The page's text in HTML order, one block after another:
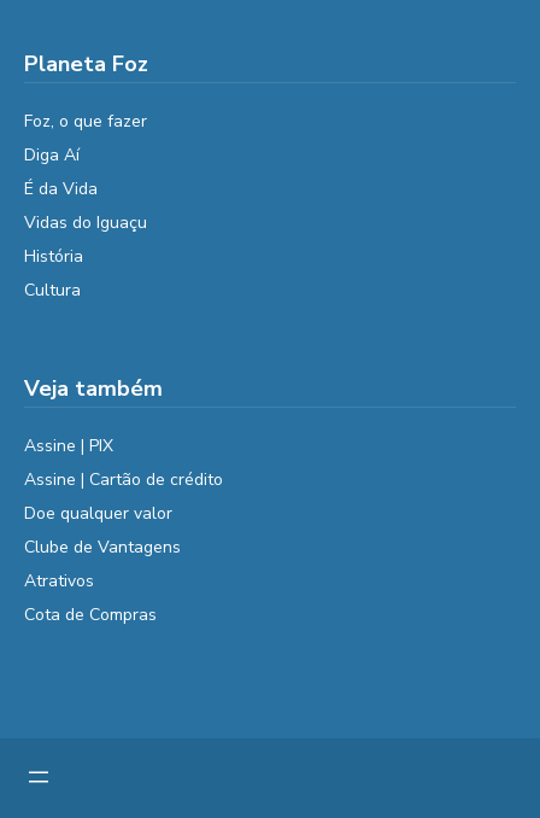
Planeta Foz
Foz, o que fazer
Diga Aí
É da Vida
Vidas do Iguaçu
História
Cultura
Veja também
Assine | PIX
Assine | Cartão de crédito
Doe qualquer valor
Clube de Vantagens
Atrativos
Cota de Compras